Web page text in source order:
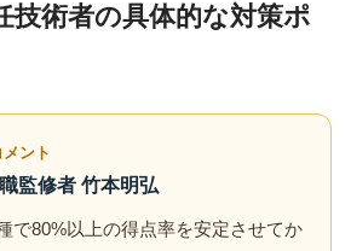
技術者の具体的な対策ポ
ント
監修者 竹本明弘
で80%以上の得点率を安定させてか